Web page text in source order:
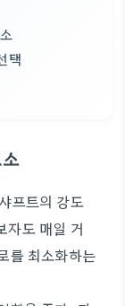
택
프트의 강도
자도 매일 거
를 최소화하는